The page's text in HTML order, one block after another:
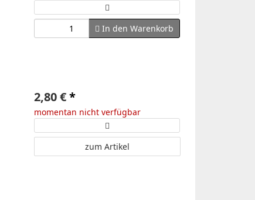
In den Warenkorb
2,80 €*
momentan nicht verfügbar
zum Artikel